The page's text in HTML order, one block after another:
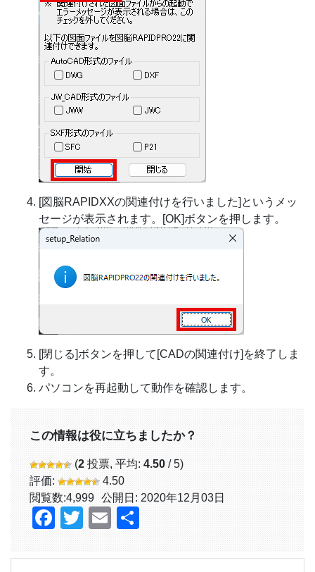
[図脳RAPIDXXの関連付けを行いました]というメッ
セージが表示されます。[OK]ボタンを押します。
[閉じる]ボタンを押して[CADの関連付け]を終了しま
す。
パソコンを再起動して動作を確認します。
この情報は役に立ちましたか？
(2 投票, 平均: 4.50 / 5)
評価:
4.50
閲覧数:4,999 公開日: 2020年12月03日
Facebook
TwitterEmail